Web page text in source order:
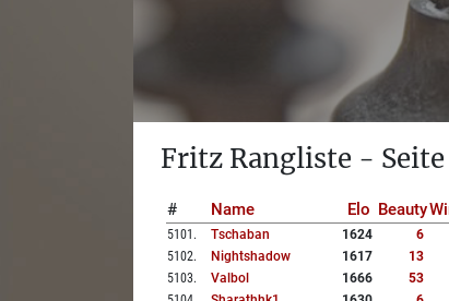
Fritz Rangliste - Seite
# Name Elo Beauty
5101 . Tschaban 1624 6
5102. Nightshadow 1617 13
5103. Valbol 1666 53